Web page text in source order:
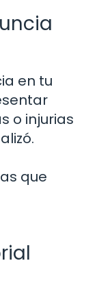
en tu
o injurias
que